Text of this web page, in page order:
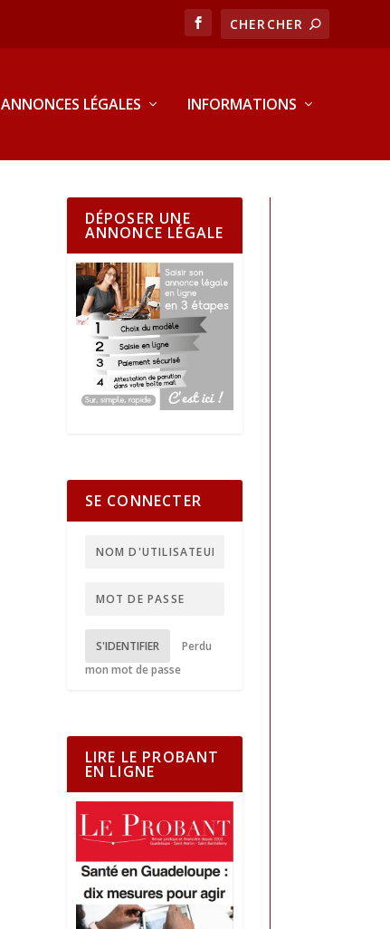
ANNONCES LÉGALES INFORMATIONS
DÉPOSER UNE
ANNONCE LÉGALE
SE CONNECTER
S'IDENTIFIER
Perdu
mon mot de passe
LIRE LE PROBANT
EN LIGNE